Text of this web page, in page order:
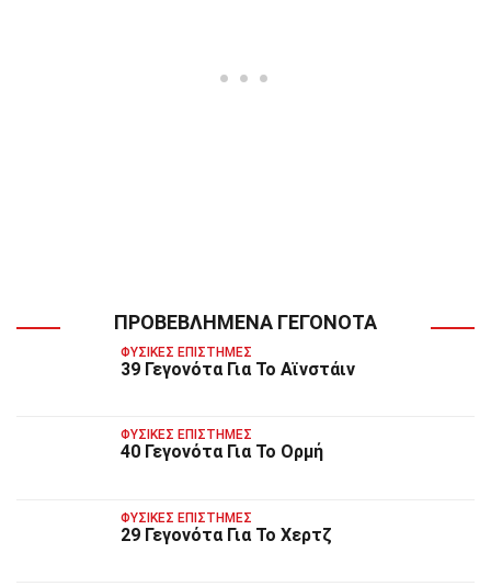
ΠΡΟΒΕΒΛΗΜΈΝΑ ΓΕΓΟΝΌΤΑ
ΦΥΣΙΚΈΣ ΕΠΙΣΤΉΜΕΣ
39 Γεγονότα Για Το Αϊνστάιν
ΦΥΣΙΚΈΣ ΕΠΙΣΤΉΜΕΣ
40 Γεγονότα Για Το Ορμή
ΦΥΣΙΚΈΣ ΕΠΙΣΤΉΜΕΣ
29 Γεγονότα Για Το Χερτζ